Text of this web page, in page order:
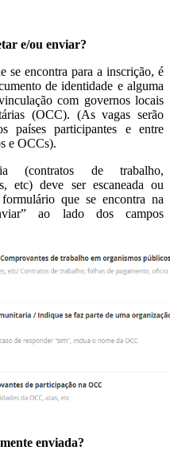
e/ou enviar?
se encontra para a inscrição, é
de identidade e alguma
com governos locais
(OCC). (As vagas serão
países participantes e entre
e OCCs).
(contratos de trabalho,
etc) deve ser escaneada ou
que se encontra na
ao lado dos campos
enviada?